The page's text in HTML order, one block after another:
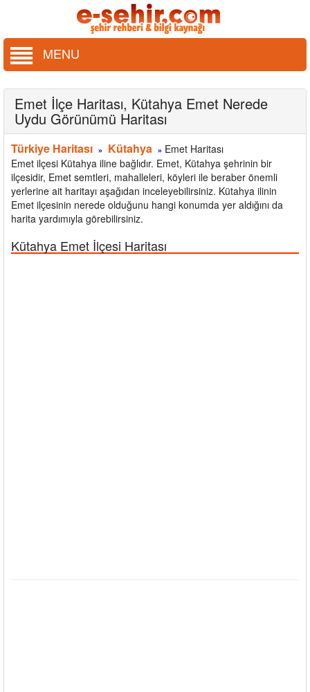
MENU
Emet İlçe Haritası, Kütahya Emet Nerede
Uydu Görünümü Haritası
Türkiye Haritası » Kütahya » Emet Haritası
Emet ilçesi Kütahya iline bağlıdır. Emet, Kütahya şehrinin bir
ilçesidir, Emet semtleri, mahalleleri, köyleri ile beraber önemli
yerlerine ait haritayı aşağıdan inceleyebilirsiniz. Kütahya ilinin
Emet ilçesinin nerede olduğunu hangi konumda yer aldığını da
harita yardımıyla görebilirsiniz.
Kütahya Emet İlçesi Haritası